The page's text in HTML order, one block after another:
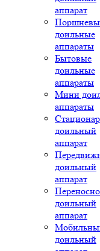
аппарат
доильные
аппараты
Бытовые
доильные
аппараты
Мини
аппараты
доильный
аппарат
доильный
аппарат
доильный
аппарат
доильный